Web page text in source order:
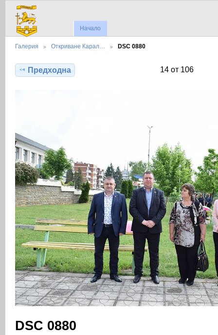
Начало
Галерия Откриване Карал… DSC 0880
Предходна 14 от 106
DSC 0880